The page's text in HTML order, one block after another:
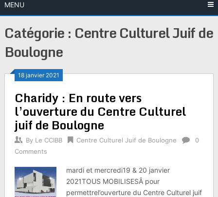
MENU
Catégorie : Centre Culturel Juif de
Boulogne
18 janvier 2021
Charidy : En route vers
l’ouverture du Centre Culturel
juif de Boulogne
By Le CCIBB Centre Culturel Juif de Boulogne
0
Comments
mardi et mercredi19 & 20 janvier
2021TOUS MOBILISESÂ pour
permettrel’ouverture du Centre Culturel juif